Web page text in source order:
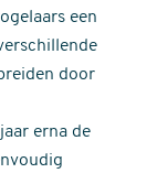
een
door
erna de